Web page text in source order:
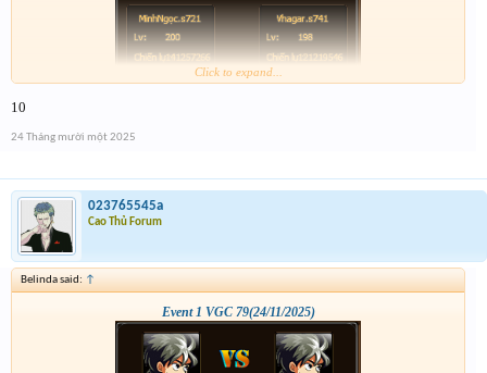
Click to expand...
10
24 Tháng mười một 2025
023765545a
Cao Thủ Forum
Belinda said: ↑
Event 1 VGC 79(24/11/2025)